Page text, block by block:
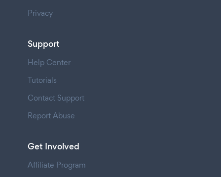
Privacy
Support
Help Center
Tutorials
Contact Support
Report Abuse
Get Involved
Affiliate Program